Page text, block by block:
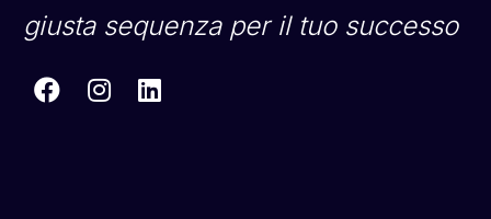
giusta sequenza per il tuo successo